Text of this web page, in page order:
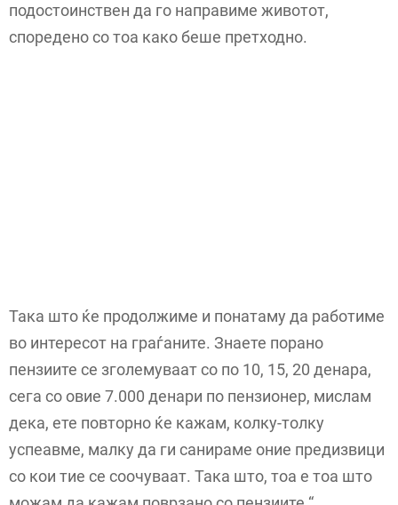
подостоинствен да го направиме животот,
споредено со тоа како беше претходно.
Така што ќе продолжиме и понатаму да работиме
во интересот на граѓаните. Знаете порано
пензиите се зголемуваат со по 10, 15, 20 денара,
сега со овие 7.000 денари по пензионер, мислам
дека, ете повторно ќе кажам, колку-толку
успеавме, малку да ги санираме оние предизвици
со кои тие се соочуваат. Така што, тоа е тоа што